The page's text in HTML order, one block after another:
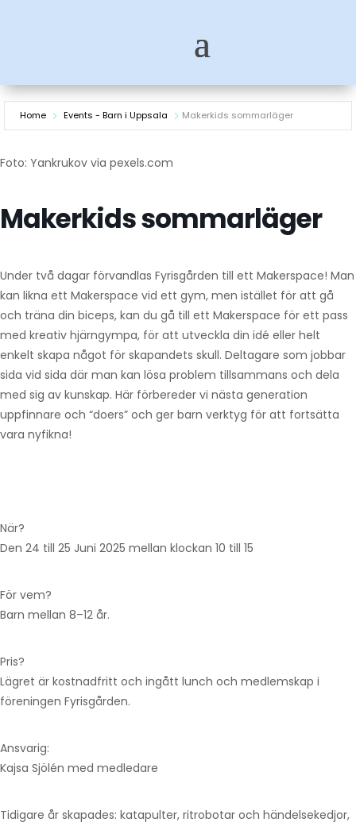
Home Events - Barn i Uppsala Makerkids sommarläger
Foto: Yankrukov via pexels.com
Makerkids sommarläger
Under två dagar förvandlas Fyrisgården till ett Makerspace! Man
kan likna ett Makerspace vid ett gym, men istället för att gå
och träna din biceps, kan du gå till ett Makerspace för ett pass
med kreativ hjärngympa, för att utveckla din idé eller helt
enkelt skapa något för skapandets skull. Deltagare som jobbar
sida vid sida där man kan lösa problem tillsammans och dela
med sig av kunskap. Här förbereder vi nästa generation
uppfinnare och “doers” och ger barn verktyg för att fortsätta
vara nyfikna!
När?
Den 24 till 25 Juni 2025 mellan klockan 10 till 15
För vem?
Barn mellan 8–12 år.
Pris?
Lägret är kostnadfritt och ingått lunch och medlemskap i
föreningen Fyrisgården.
Ansvarig:
Kajsa Sjölén med medledare
Tidigare år skapades: katapulter, ritrobotar och händelsekedjor,